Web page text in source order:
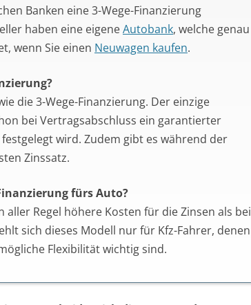
Banken eine 3-Wege-Finanzierung
haben eine eigeneAutobank, welche genau
wenn Sie einen Neuwagen kaufen.
die 3-Wege-Finanzierung. Der einzige
bei Vertragsabschluss ein garantierter
wird. Zudem gibt es während der
Zinssatz.
fürs Auto?
aller Regel höhere Kosten für die Zinsen als bei
sich dieses Modell nur für Kfz-Fahrer, denen
Flexibilität wichtig sind.